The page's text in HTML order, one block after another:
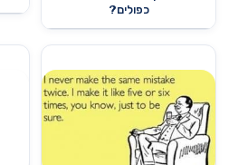
כפולים?